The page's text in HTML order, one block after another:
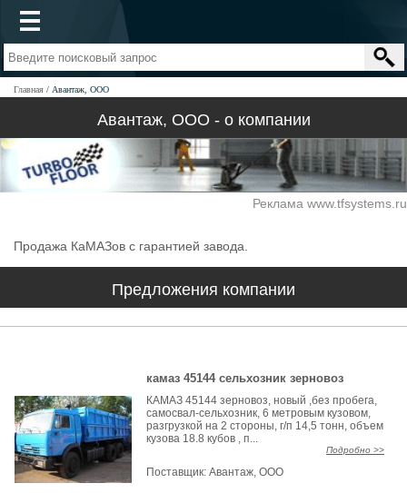
Главная Авантаж, ООО
Авантаж, ООО - о компании
Реклама www.tfsystems.ru
Продажа КаМАЗов с гарантией завода.
Предложения компании
камаз 45144 сельхозник зерновоз
КАМАЗ 45144 зерновоз, новый ,без пробега,
самосвал-сельхозник, 6 метровым кузовом,
разгрузкой на 2 стороны, г/п 14,5 тонн, объем
кузова 18.8 кубов , п...
Подробно >>
Поставщик:Авантаж, ООО